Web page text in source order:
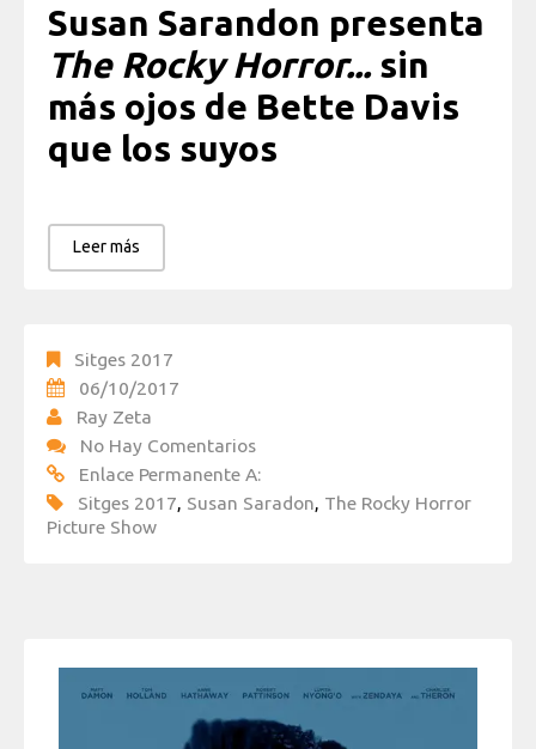
Susan Sarandon presenta
The Rocky Horror... sin
más ojos de Bette Davis
que los suyos
Leer más
Sitges 2017
06/10/2017
Ray Zeta
No Hay Comentarios
Enlace Permanente A:
Sitges 2017, Susan Saradon, The Rocky Horror
Picture Show